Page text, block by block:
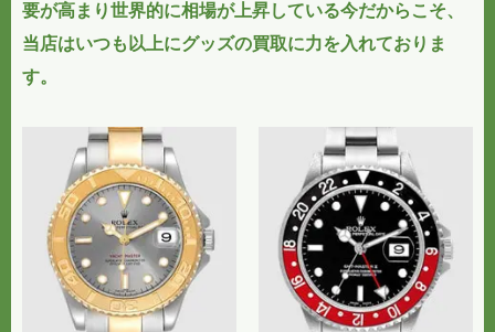
要が高まり世界的に相場が上昇している今だからこそ、
当店はいつも以上にグッズの買取に力を入れておりま
す。